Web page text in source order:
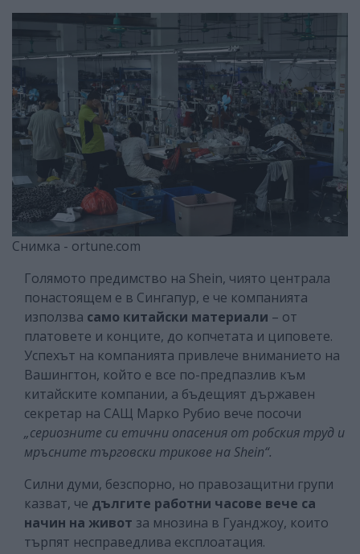
Снимка - ortune.com
Голямото предимство на Shein, чиято централа
понастоящем е в Сингапур, е че компанията
използва само китайски материали – от
платовете и конците, до копчетата и циповете.
Успехът на компанията привлече вниманието на
Вашингтон, който е все по-предпазлив към
китайските компании, а бъдещият държавен
секретар на САЩ Марко Рубио вече посочи
„сериозните си етични опасения от робския труд и
мръсните търговски трикове на Shein“.
Силни думи, безспорно, но правозащитни групи
казват, че дългите работни часове вече са
начин на живот за мнозина в Гуанджоу, които
търпят несправедлива експлоатация.